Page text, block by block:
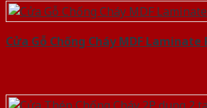
Cửa Gỗ Chống Cháy MDF Laminate